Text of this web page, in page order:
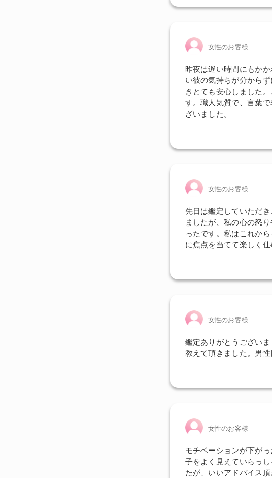
女性のお客様
昨夜は遅い時間にもか
い彼の気持ちが分から
きとても安心しました
す。職人気質で、言葉
ざいました。
女性のお客様
先日は鑑定していただ
ましたが、私の心の怒
ったです。私はこれか
に焦点を当てて楽しく
女性のお客様
鑑定ありがとうござい
教えて頂きました。男
女性のお客様
モチベーションが下が
子をよく見えていらっ
たが、いいアドバイス